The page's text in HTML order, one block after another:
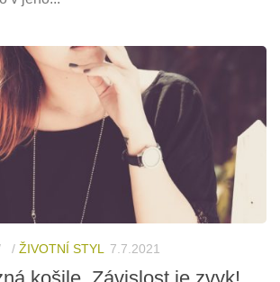
/ ŽIVOTNÍ STYL 7.7.2021